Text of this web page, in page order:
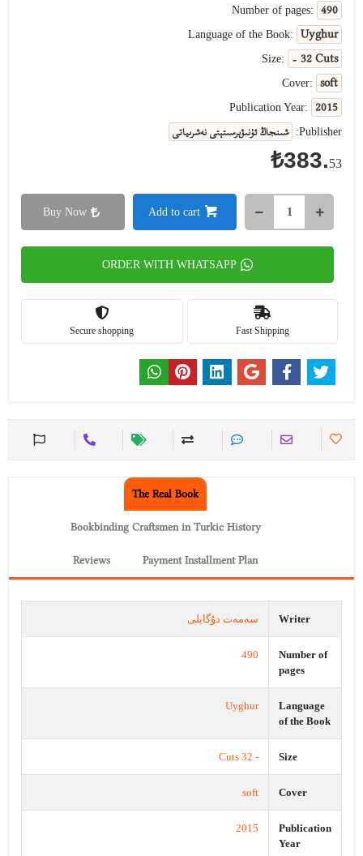
Number of pages: 490
Language of the Book: Uyghur
Size: - 32 Cuts
Cover: soft
Publication Year: 2015
Publisher: شىنجاڭ ئۇنىۋېرسىتېتى نەشرىياتى
₺383.53
Add to cart
Buy Now
ORDER WITH WHATSAPP
Fast Shipping
Secure shopping
The Real Book
Bookbinding Craftsmen in Turkic History
Payment Installment Plan
Reviews
Writer سەمەت دۇگايلى
Number of
pages
490
Language
of the Book
Uyghur
Size
- 32 Cuts
Cover
soft
Publication
Year
2015